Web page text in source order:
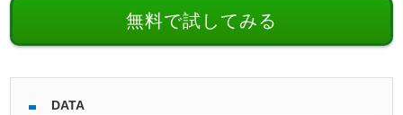
無料で試してみる
DATA